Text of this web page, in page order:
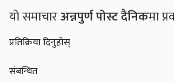
यो समाचारअन्नपुर्ण पोस्ट दैनिकमा
प्रतिक्रिया दिनुहोस्
संबन्धित